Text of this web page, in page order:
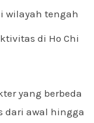
wilayah tengah
di Ho Chi
yang berbeda
dari awal hingga